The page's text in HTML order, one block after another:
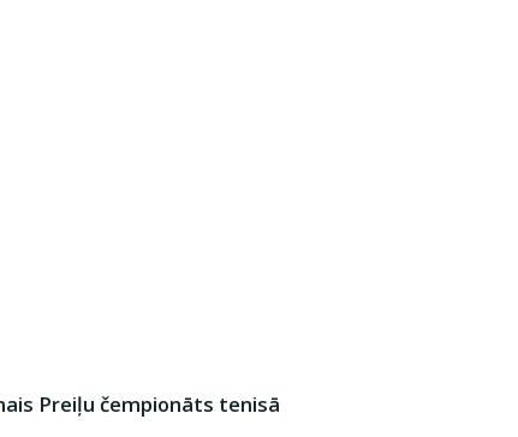
Preiļu čempionāts tenisā